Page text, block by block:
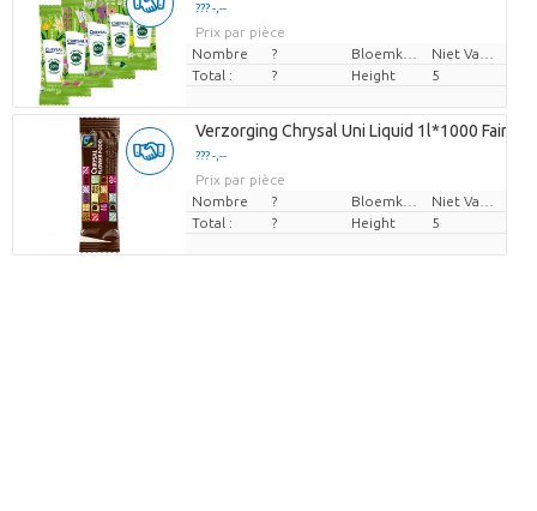
??? -,--
Prix par pièce
Nombre
?
Total :
? Height 5
Verzorging Chrysal Uni Liquid 1l*1000
??? -,--
Prix par pièce
Nombre
?
Total :
? Height 5